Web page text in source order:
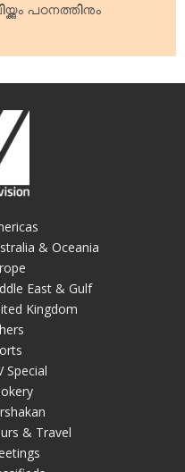
പഠനത്തിനും
& Oceania
East & Gulf
Kingdom
Special
& Travel